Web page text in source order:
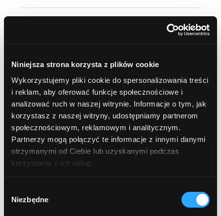
Niniejsza strona korzysta z plików cookie
Wykorzystujemy pliki cookie do spersonalizowania treści
i reklam, aby oferować funkcje społecznościowe i
analizować ruch w naszej witrynie. Informacje o tym, jak
korzystasz z naszej witryny, udostępniamy partnerom
społecznościowym, reklamowym i analitycznym.
Partnerzy mogą połączyć te informacje z innymi danymi
otrzymanymi od Ciebie lub uzyskanymi podczas
korzystania z ich usług.
zgody
Niezbędne
HIGIENA INTYMNA
Płyn intymny
BALSAMY i MASŁA DO CIAŁA
Masła do ciała